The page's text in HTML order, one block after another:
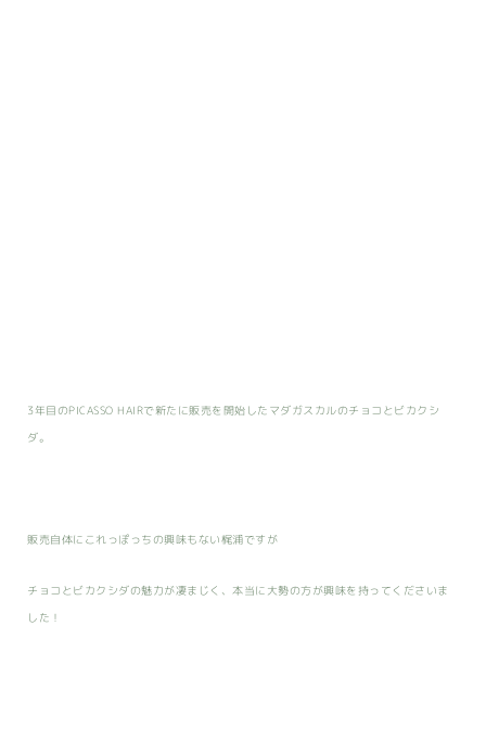
3年目のPICASSO HAIRで新たに販売を開始したマダガスカルのチョコとビカクシ
ダ。
販売自体にこれっぽっちの興味もない梶浦ですが
チョコとビカクシダの魅力が凄まじく、本当に大勢の方が興味を持ってくださいま
した！